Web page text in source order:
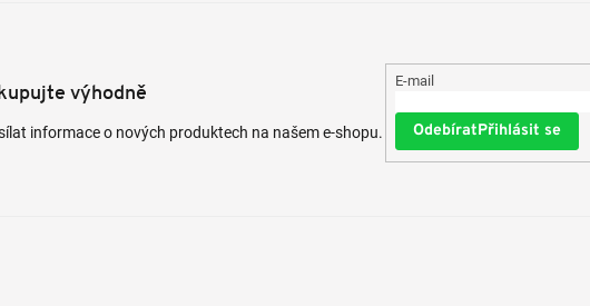
výhodně
informace o nových produktech na našem e-shopu.
E-mail
Přihlásit se